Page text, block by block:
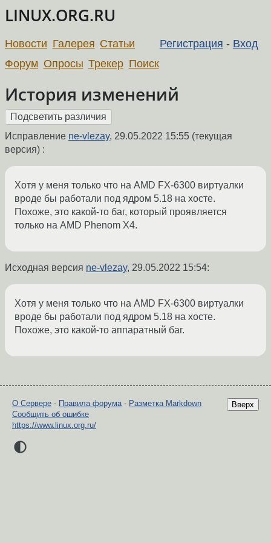
LINUX.ORG.RU
Регистрация - Вход
Новости Галерея Статьи
Форум Опросы Трекер Поиск
История изменений
Исправление ne-vlezay, 29.05.2022 15:55 (текущая
версия) :
Хотя у меня только что на AMD FX-6300 виртуалки
вроде бы работали под ядром 5.18 на хосте.
Похоже, это какой-то баг, который проявляется
только на AMD Phenom X4.
Исходная версия ne-vlezay, 29.05.2022 15:54:
Хотя у меня только что на AMD FX-6300 виртуалки
вроде бы работали под ядром 5.18 на хосте.
Похоже, это какой-то аппаратный баг.
Вверх
О Сервере - Правила форума- Разметка Markdown
Сообщить об ошибке
https://www.linux.org.ru/